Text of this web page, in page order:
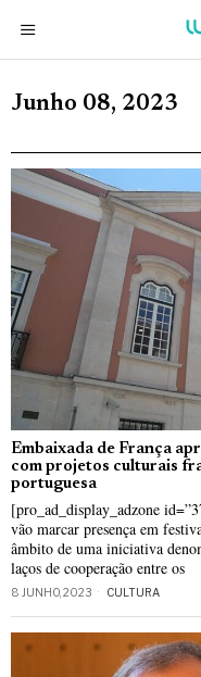
Junho 08, 2023
Embaixada de França
com projetos culturais
portuguesa
[pro_ad_display_adzone
vão marcar presença em
âmbito de uma iniciativa
laços de cooperação entre os
8 JUNHO, 2023 CULTURA